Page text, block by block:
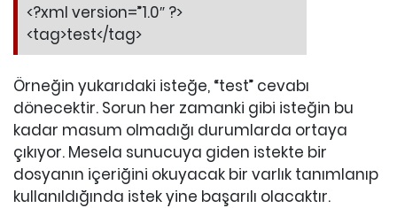
<?xml version=”1.0″ ?>
<tag>test</tag>
Örneğin yukarıdaki isteğe, “test” cevabı
dönecektir. Sorun her zamanki gibi isteğin bu
kadar masum olmadığı durumlarda ortaya
çıkıyor. Mesela sunucuya giden istekte bir
dosyanın içeriğini okuyacak bir varlık tanımlanıp
kullanıldığında istek yine başarılı olacaktır.